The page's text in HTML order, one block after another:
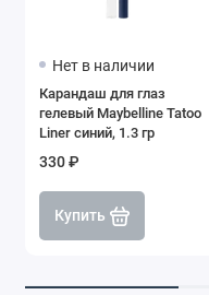
Нет в наличии
Карандаш для глаз
гелевый Maybelline Tatoo
Liner синий, 1.3 гр
330 ₽
Купить